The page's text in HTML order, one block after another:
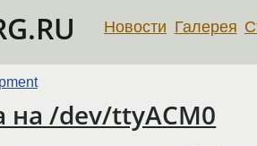
Новости Галерея
на /dev/ttyACM0